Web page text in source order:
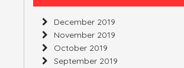
December 2019
November 2019
October 2019
September 2019